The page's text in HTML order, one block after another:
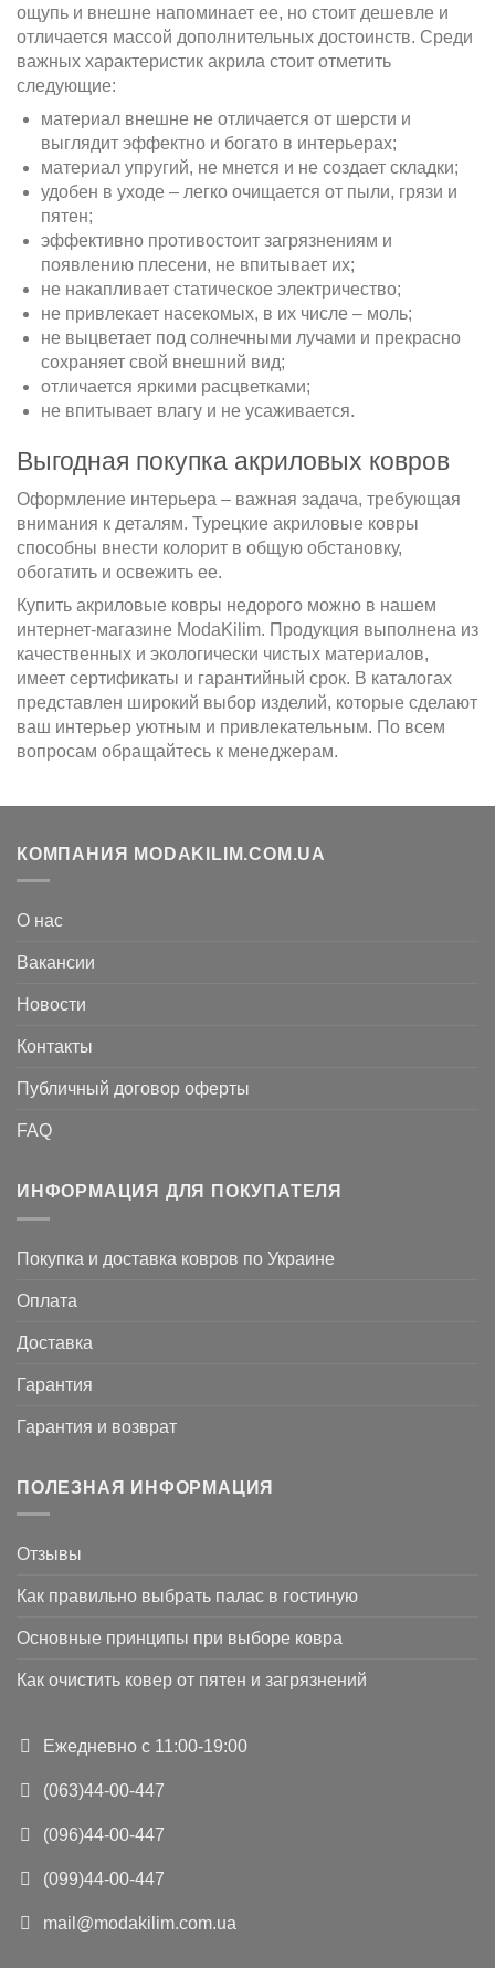
ощупь и внешне напоминает ее, но стоит дешевле и
отличается массой дополнительных достоинств. Среди
важных характеристик акрила стоит отметить
следующие:
материал внешне не отличается от шерсти и
выглядит эффектно и богато в интерьерах;
материал упругий, не мнется и не создает складки;
удобен в уходе – легко очищается от пыли, грязи и
пятен;
эффективно противостоит загрязнениям и
появлению плесени, не впитывает их;
не накапливает статическое электричество;
не привлекает насекомых, в их числе – моль;
не выцветает под солнечными лучами и прекрасно
сохраняет свой внешний вид;
отличается яркими расцветками;
не впитывает влагу и не усаживается.
Выгодная покупка акриловых ковров
Оформление интерьера – важная задача, требующая
внимания к деталям. Турецкие акриловые ковры
способны внести колорит в общую обстановку,
обогатить и освежить ее.
Купить акриловые ковры недорого можно в нашем
интернет-магазине ModaKilim. Продукция выполнена из
качественных и экологически чистых материалов,
имеет сертификаты и гарантийный срок. В каталогах
представлен широкий выбор изделий, которые сделают
ваш интерьер уютным и привлекательным. По всем
вопросам обращайтесь к менеджерам.
КОМПАНИЯ MODAKILIM.COM.UA
О нас
Вакансии
Новости
Контакты
Публичный договор оферты
FAQ
ИНФОРМАЦИЯ ДЛЯ ПОКУПАТЕЛЯ
Покупка и доставка ковров по Украине
Оплата
Доставка
Гарантия
Гарантия и возврат
ПОЛЕЗНАЯ ИНФОРМАЦИЯ
Отзывы
Как правильно выбрать палас в гостиную
Основные принципы при выборе ковра
Как очистить ковер от пятен и загрязнений
Ежедневно с 11:00-19:00
(063)44-00-447
(096)44-00-447
(099)44-00-447
mail@modakilim.com.ua